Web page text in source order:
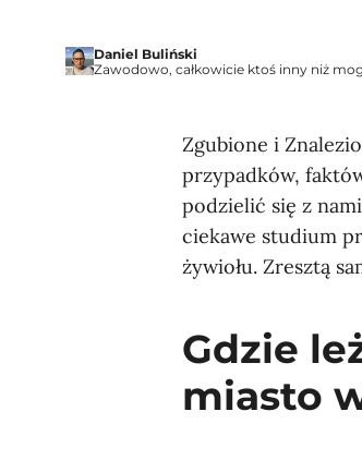
Daniel Buliński
Zawodowo, całkowicie ktoś inny niż
Zgubione i
przypadków,
podzielić się z
ciekawe studium
żywiołu. Zresztą
Gdzie
miasto